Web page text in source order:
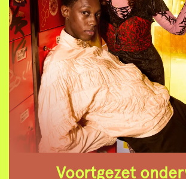
Voortgezet